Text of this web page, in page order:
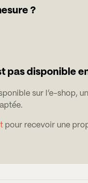
?
pas disponible
sur l’e-shop,
pour recevoir une